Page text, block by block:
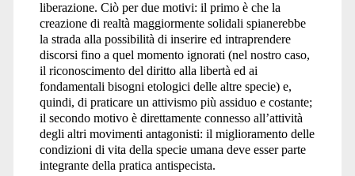
liberazione. Ciò per due motivi: il primo è che la
creazione di realtà maggiormente solidali spianerebbe
la strada alla possibilità di inserire ed intraprendere
discorsi fino a quel momento ignorati (nel nostro caso,
il riconoscimento del diritto alla libertà ed ai
fondamentali bisogni etologici delle altre specie) e,
quindi, di praticare un attivismo più assiduo e costante;
il secondo motivo è direttamente connesso all’attività
degli altri movimenti antagonisti: il miglioramento delle
condizioni di vita della specie umana deve esser parte
integrante della pratica antispecista.